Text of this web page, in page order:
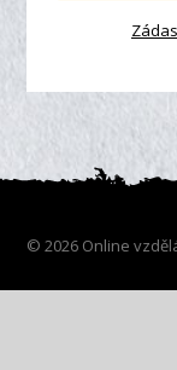
© 2026 Online